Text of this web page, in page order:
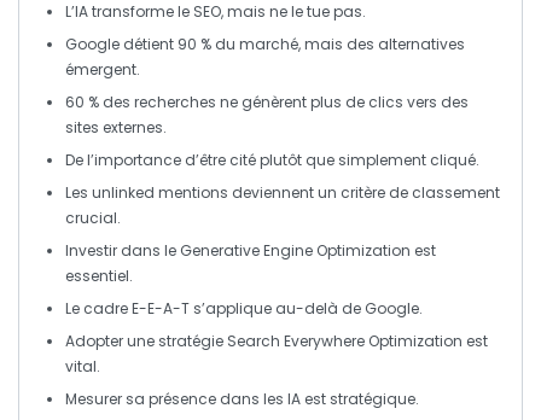
L’IAtransforme le SEO, mais ne le tue pas.
Google détient 90 % du marché, mais des alternatives
émergent.
60 % des recherches ne génèrent plus de clics vers des
sites externes.
De l’importance d’être citéplutôt que simplement cliqué.
Les unlinked mentions deviennent un critère de classement
crucial.
Investir dans le Generative Engine Optimization est
essentiel.
Le cadreE-E-A-T s’applique au-delà de Google.
Adopter une stratégie Search Everywhere Optimization est
vital.
Mesurer sa présence dans les IA est stratégique.